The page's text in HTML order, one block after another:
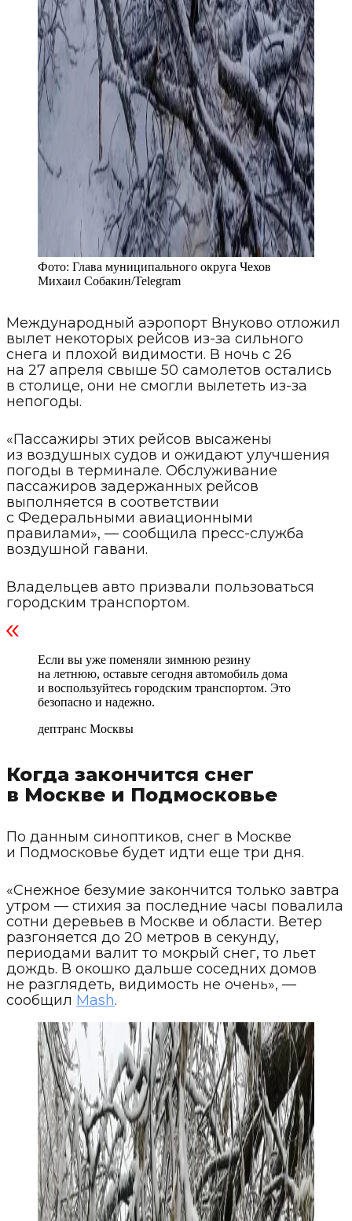
Фото: Глава муниципального округа Чехов
Михаил Собакин/Telegram
Международный аэропорт Внуково отложил
вылет некоторых рейсов из-за сильного
снега и плохой видимости. В ночь с 26
на 27 апреля свыше 50 самолетов остались
в столице, они не смогли вылететь из-за
непогоды.
«Пассажиры этих рейсов высажены
из воздушных судов и ожидают улучшения
погоды в терминале. Обслуживание
пассажиров задержанных рейсов
выполняется в соответствии
с Федеральными авиационными
правилами», — сообщила пресс-служба
воздушной гавани.
Владельцев авто призвали пользоваться
городским транспортом.
Если вы уже поменяли зимнюю резину
на летнюю, оставьте сегодня автомобиль дома
и воспользуйтесь городским транспортом. Это
безопасно и надежно.
дептранс Москвы
Когда закончится снег
в Москве и Подмосковье
По данным синоптиков, снег в Москве
и Подмосковье будет идти еще три дня.
«Снежное безумие закончится только завтра
утром — стихия за последние часы повалила
сотни деревьев в Москве и области. Ветер
разгоняется до 20 метров в секунду,
периодами валит то мокрый снег, то льет
дождь. В окошко дальше соседних домов
не разглядеть, видимость не очень», —
сообщил Mash.